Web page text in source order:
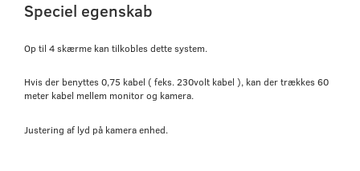
Speciel egenskab
Op til 4 skærme kan tilkobles dette system.
Hvis der benyttes 0,75 kabel ( feks. 230volt kabel ), kan der trækkes 60
meter kabel mellem monitor og kamera.
Justering af lyd på kamera enhed.